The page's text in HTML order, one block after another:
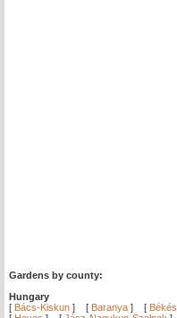
Gardens by county:
Hungary
[ Bács-Kiskun ] [ Baranya ] [ Békés